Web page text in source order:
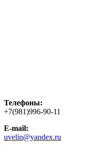
Телефоны:
+7(981)996-90-11
E-mail:
uvelin@yandex.ru